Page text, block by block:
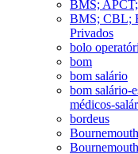
BMS;
BMS; CBL;
Privados
bolo
bom
bom salário
bom salário-
médicos-
bordeus
Bournemouth